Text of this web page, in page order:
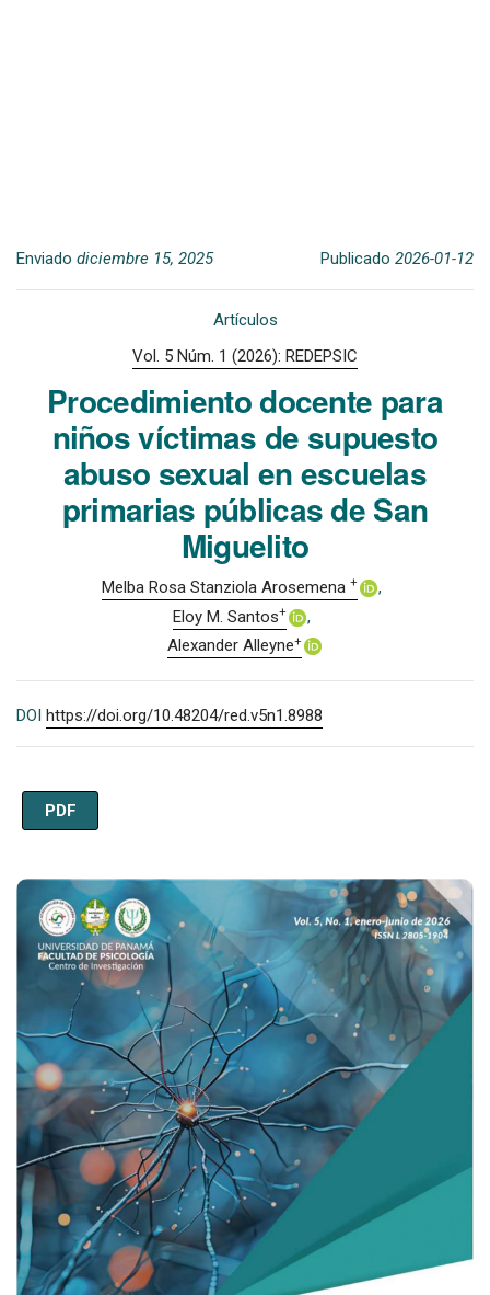
Enviado diciembre 15, 2025 Publicado 2026-01-12
Artículos
Vol. 5 Núm. 1 (2026): REDEPSIC
Procedimiento docente para
niños víctimas de supuesto
abuso sexual en escuelas
primarias públicas de San
Miguelito
Melba Rosa Stanziola Arosemena +
Eloy M. Santos+
Alexander Alleyne+
DOI https://doi.org/10.48204/red.v5n1.8988
PDF
Imagen de portada